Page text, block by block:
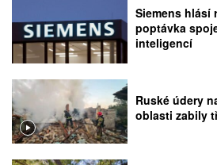
Siemens hlásí
poptávka
inteligencí
Ruské údery
oblasti zabily